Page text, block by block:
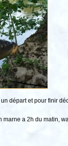
départ et pour finir
a 2h du matin,